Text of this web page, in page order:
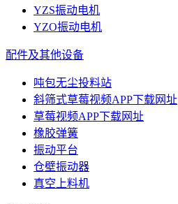
YZS振动电机
YZO振动电机
配件及其他设备
吨包无尘投料站
斜筛式草莓视频APP下载网址
草莓视频APP下载网址
橡胶弹簧
振动平台
仓壁振动器
真空上料机